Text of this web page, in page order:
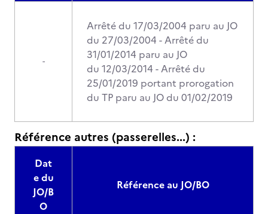
-
Arrêté du 17/03/2004 paru au JO
du 27/03/2004 - Arrêté du
31/01/2014 paru au JO
du 12/03/2014 - Arrêté du
25/01/2019 portant prorogation
du TP paru au JO du 01/02/2019
Référence autres (passerelles...) :
Dat
e du
JO/B
O
Référence au JO/BO